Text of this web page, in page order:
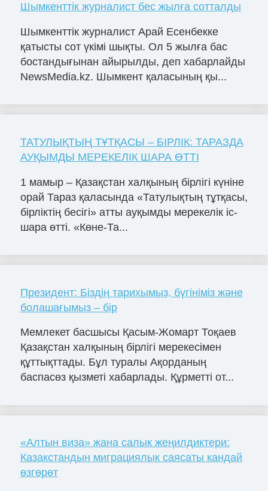
Шымкенттік журналист бес жылға сотталды
Шымкенттік журналист Арай Есенбекке
қатысты сот үкімі шықты. Ол 5 жылға бас
бостандығынан айырылды, деп хабарлайды
NewsMedia.kz. Шымкент қаласының қы...
ТАТУЛЫҚТЫҢ ТҰТҚАСЫ – БІРЛІК: ТАРАЗДА
АУҚЫМДЫ МЕРЕКЕЛІК ШАРА ӨТТІ
1 мамыр – Қазақстан халқының бірлігі күніне
орай Тараз қаласында «Татулықтың тұтқасы,
бірліктің бесігі» атты ауқымды мерекелік іс-
шара өтті. «Көне-Та...
Президент: Біздің тарихымыз, бүгініміз және
болашағымыз – бір
Мемлекет басшысы Қасым-Жомарт Тоқаев
Қазақстан халқының бірлігі мерекесімен
құттықттады. Бұл туралы Ақорданың
баспасөз қызметі хабарлады. Құрметті от...
«Алтын виза» жана салык жеңилдиктери:
Казакстандын миграциялык саясаты кандай
өзгөрөт